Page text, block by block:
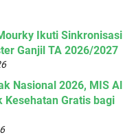
Ikuti Sinkronisasi
Ganjil TA 2026/2027
Nasional 2026, MIS Al
Kesehatan Gratis bagi